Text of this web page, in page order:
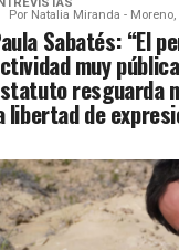
Por Natalia Miranda -
Sabatés: “El
muy
resguarda
libertad de